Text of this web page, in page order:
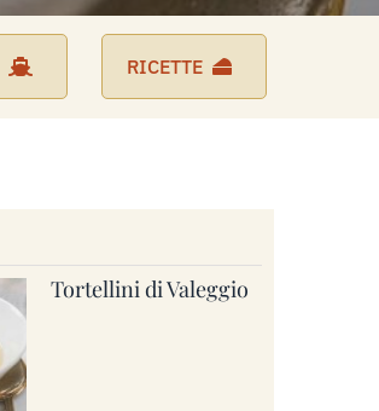
RICETTE
Tortellini di Valeggio